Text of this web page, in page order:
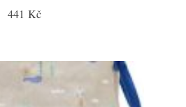
441 Kč